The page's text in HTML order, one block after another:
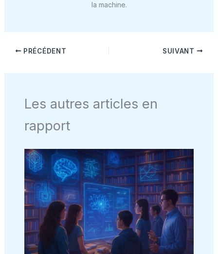
la machine.
PRÉCÉDENT SUIVANT
Les autres articles en
rapport